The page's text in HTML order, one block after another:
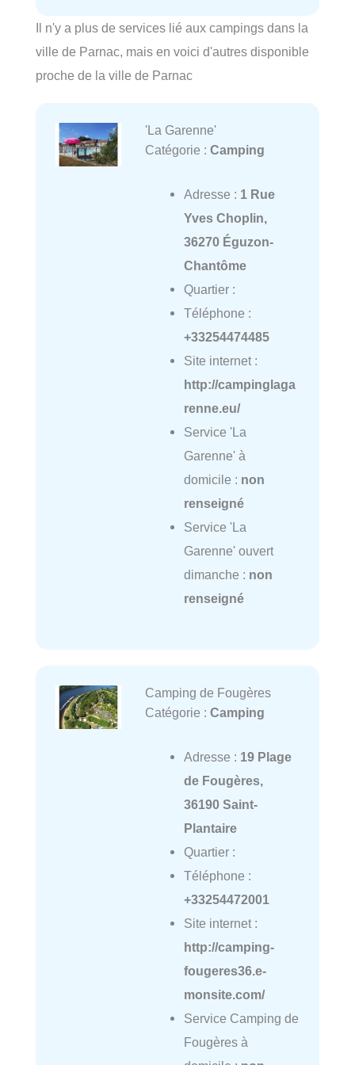
Il n'y a plus de services lié aux campings dans la
ville de Parnac, mais en voici d'autres disponible
proche de la ville de Parnac
'La Garenne'
Catégorie : Camping
Adresse : 1 Rue
Yves Choplin,
36270 Éguzon-
Chantôme
Quartier :
Téléphone :
+33254474485
Site internet :
http://campinglaga
renne.eu/
Service 'La
Garenne' à
domicile : non
renseigné
Service 'La
Garenne' ouvert
dimanche : non
renseigné
Camping de Fougères
Catégorie : Camping
Adresse : 19 Plage
de Fougères,
36190 Saint-
Plantaire
Quartier :
Téléphone :
+33254472001
Site internet :
http://camping-
fougeres36.e-
monsite.com/
Service Camping de
Fougères à